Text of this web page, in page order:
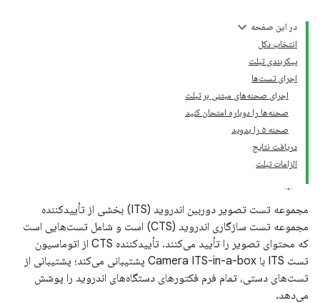
در این صفحه
انتخاب دکل
پیکربندی تبلت
اجرای تست‌ها
اجرای صحنه‌های مبتنی بر تبلت
صحنه‌ها را دوباره امتحان کنید
صحنه ۵ را بدوید
دریافت نتایج
الزامات تبلت
مجموعه تست تصویر دوربین اندروید (ITS) بخشی از تأییدکننده
مجموعه تست سازگاری اندروید (CTS) است و شامل تست‌هایی است
که محتوای تصویر را تأیید می‌کنند. تأییدکننده CTS از اتوماسیون
تست ITS با Camera ITS-in-a-box پشتیبانی می‌کند؛ پشتیبانی از
تست‌های دستی، تمام فرم فکتورهای دستگاه‌های اندروید را پوشش
می‌دهد.